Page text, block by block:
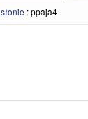
:ppaja4